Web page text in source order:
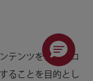
テンツをアップロ
ることを目的とし